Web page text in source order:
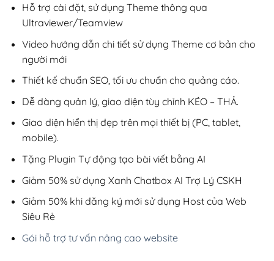
Hỗ trợ cài đặt, sử dụng Theme thông qua
Ultraviewer/Teamview
Video hướng dẫn chi tiết sử dụng Theme cơ bản cho
người mới
Thiết kế chuẩn SEO, tối ưu chuẩn cho quảng cáo.
Dễ dàng quản lý, giao diện tùy chỉnh KÉO – THẢ.
Giao diện hiển thị đẹp trên mọi thiết bị (PC, tablet,
mobile).
Tặng Plugin Tự động tạo bài viết bằng AI
Giảm 50% sử dụng Xanh Chatbox AI Trợ Lý CSKH
Giảm 50% khi đăng ký mới sử dụng Host của Web
Siêu Rẻ
Gói hỗ trợ tư vấn nâng cao website